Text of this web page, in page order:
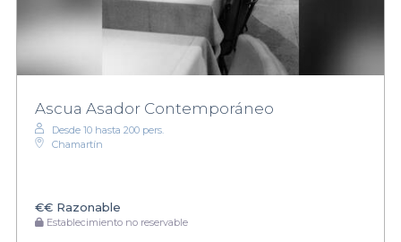
Ascua Asador Contemporáneo
Desde 10 hasta 200 pers.
Chamartín
€€ Razonable
Establecimiento no reservable